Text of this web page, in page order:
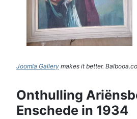
Joomla Gallery makes it better.
Onthulling
Enschede in 1934